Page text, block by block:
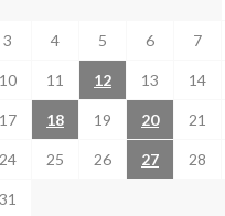
3 4 5 6 7
10 11 12 13 14
17 18 19 20 21
24 25 26 27 28
31